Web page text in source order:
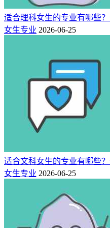
微电子属于电子信息类核心
计、制造、测试与优化，是
耕技术的女生。
女生在电路版图绘制、芯片
显，能把精密要求做到极致
际、长鑫存储、京东方等行
研院所。
硕士学历年薪30万
长，无35岁职场危机
数字媒体技术：技术+艺
数字媒体技术是计算机与艺
像处理、视频剪辑、动漫设
术实操与创意落地，能充分
适合理科女生的专业有哪些
女生专业 2026-06-25
适合文科女生的专业有哪些
女生专业 2026-06-25